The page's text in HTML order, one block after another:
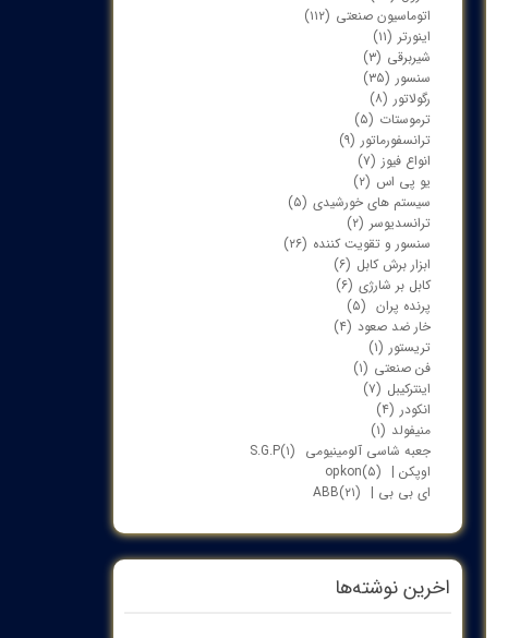
اتوماسیون صنعتی (۱۱۲)
اینورتر (۱۱)
شیربرقی (۳)
سنسور (۳۵)
رگولاتور (۸)
ترموستات (۵)
ترانسفورماتور (۹)
انواع فیوز (۷)
یو پی اس (۲)
سیستم های خورشیدی (۵)
ترانسدیوسر (۲)
سنسور و تقویت کننده (۲۶)
ابزار برش کابل (۶)
کابل بر شارژی (۶)
پرنده پران (۵)
خار ضد صعود (۴)
تریستور (۱)
فن صنعتی (۱)
اینترکیبل (۷)
انکودر (۴)
منیفولد (۱)
جعبه شاسی آلومینیومی S.G.P (۱)
اوپکن | opkon (۵)
ای بی بی | ABB (۲۱)
اخرین نوشته‌ها